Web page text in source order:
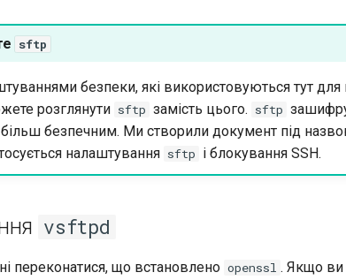
sftp
безпеки, які використовуються тут
розглянути sftp замість цього. sftp
більш безпечним. Ми створили документ під
налаштування sftp і блокування SSH.
vsftpd
переконатися, що встановлено openssl . Якщо ви